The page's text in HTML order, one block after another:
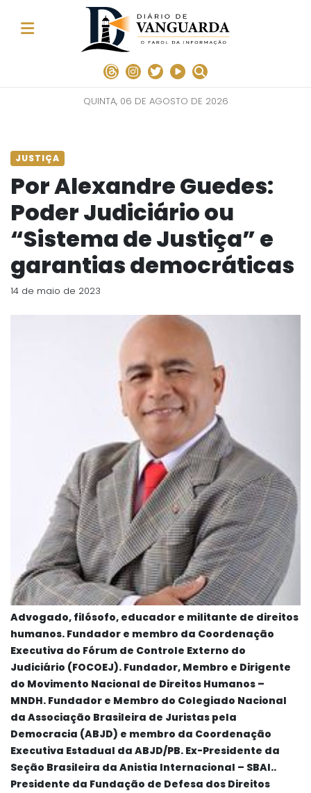
QUINTA, 06 DE AGOSTO DE 2026
JUSTIÇA
Por Alexandre Guedes:
Poder Judiciário ou
“Sistema de Justiça” e
garantias democráticas
14 de maio de 2023
Advogado, filósofo, educador e militante de direitos
humanos. Fundador e membro da Coordenação
Executiva do Fórum de Controle Externo do
Judiciário (FOCOEJ). Fundador, Membro e Dirigente
do Movimento Nacional de Direitos Humanos –
MNDH. Fundador e Membro do Colegiado Nacional
da Associação Brasileira de Juristas pela
Democracia (ABJD) e membro da Coordenação
Executiva Estadual da ABJD/PB. Ex-Presidente da
Seção Brasileira da Anistia Internacional – SBAI..
Presidente da Fundação de Defesa dos Direitos